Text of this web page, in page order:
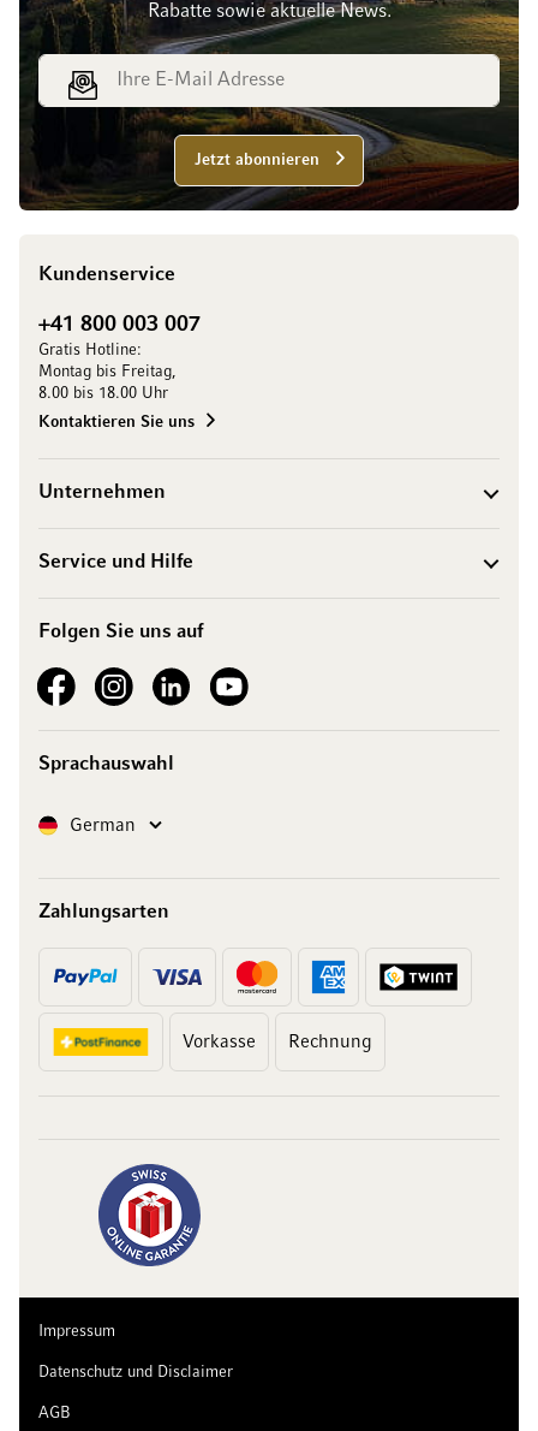
Rabatte sowie aktuelle News.
E-Mail Adresse
Jetzt abonnieren
Kundenservice
+41 800 003 007
Gratis Hotline:
Montag bis Freitag,
8.00 bis 18.00 Uhr
Kontaktieren Sie uns
Unternehmen
Service und Hilfe
Folgen Sie uns auf
See our FacebookSee our Instagram account
See our LinkedInSee our YouTube channel
Sprachauswahl
SpracheGerman
Zahlungsarten
Vorkasse Rechnung
Impressum
Datenschutz und Disclaimer
AGB
10 Franken
auf Ihren Einkauf
Abonnieren Sie unseren Newsletter und erhalten Sie exklusive